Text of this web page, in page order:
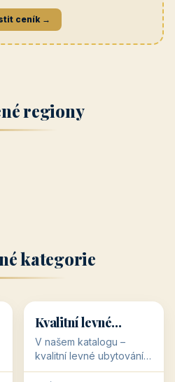
ceník →
regiony
kraj)
Žilinský
Střední Čechy
(Středočeský
kategorie
💰
💰
34 objektů
Kvalitní levné
ubytování
V našem katalogu –
kvalitní levné ubytování –
jsou pro Vás připraveny